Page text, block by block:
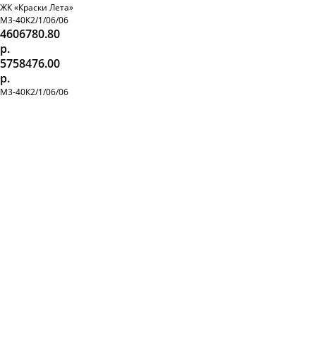
ЖК «Краски Лета»
М3-40К2/1/06/06
4606780.80
р.
5758476.00
р.
М3-40К2/1/06/06